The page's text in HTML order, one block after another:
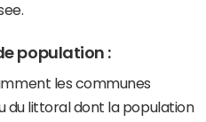
population :
les communes
du littoral dont la population